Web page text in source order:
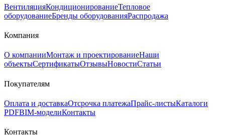
ВентиляцияКондиционированиеТепловое
оборудованиеБренды оборудованияРаспродажа
Компания
О компанииМонтаж и проектированиеНаши
объектыСертификатыОтзывыНовостиСтатьи
Покупателям
Оплата и доставкаОтсрочка платежаПрайс-листыКаталоги
PDFBIM-моделиКонтакты
Контакты